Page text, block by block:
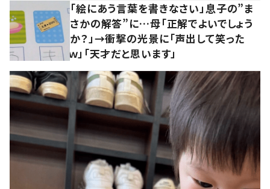
「絵にあう言葉を書きなさい」息子の”ま
さかの解答”に…母「正解でよいでしょう
か？」→衝撃の光景に「声出して笑った
ｗ」「天才だと思います」